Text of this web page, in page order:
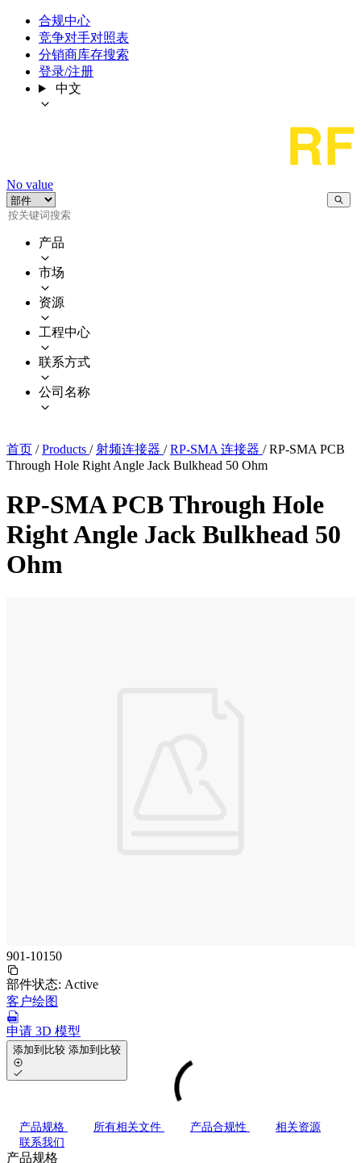
合规中心
竞争对手对照表
分销商库存搜索
登录/注册
中文
No value
产品
市场
资源
工程中心
联系方式
公司名称
首页 / Products / 射频连接器 / RP-SMA 连接器 / RP-SMA PCB
Through Hole Right Angle Jack Bulkhead 50 Ohm
RP-SMA PCB Through Hole
Right Angle Jack Bulkhead 50
Ohm
901-10150
部件状态: Active
客户绘图
申请 3D 模型
添加到比较 添加到比较
产品规格 所有相关文件 产品合规性
相关资源
联系我们
产品规格